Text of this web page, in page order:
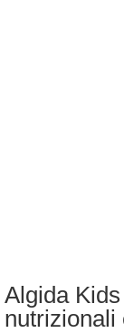
Algida
nutrizionali